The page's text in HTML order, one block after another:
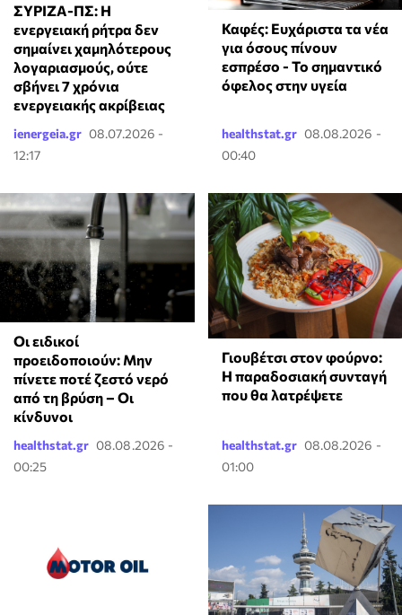
ΣΥΡΙΖΑ-ΠΣ: Η
ενεργειακή ρήτρα δεν
σημαίνει χαμηλότερους
λογαριασμούς, ούτε
σβήνει 7 χρόνια
ενεργειακής ακρίβειας
ienergeia.gr 08.07.2026 -
12:17
Καφές: Ευχάριστα τα νέα
για όσους πίνουν
εσπρέσο - Το σημαντικό
όφελος στην υγεία
healthstat.gr 08.08.2026 -
00:40
Οι ειδικοί
προειδοποιούν: Μην
πίνετε ποτέ ζεστό νερό
από τη βρύση – Οι
κίνδυνοι
healthstat.gr 08.08.2026 -
00:25
Γιουβέτσι στον φούρνο:
Η παραδοσιακή συνταγή
που θα λατρέψετε
healthstat.gr 08.08.2026 -
01:00